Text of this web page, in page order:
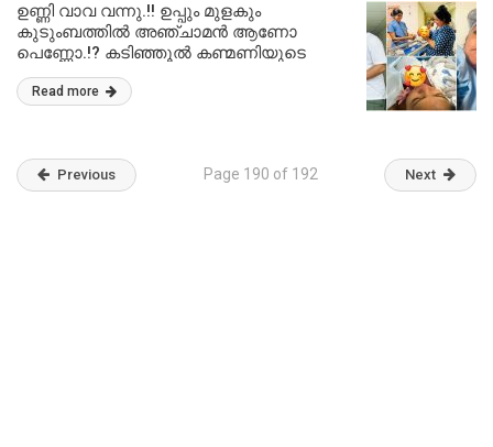
ഉണ്ണി വാവ വന്നു.!! ഉപ്പും മുളകും
കുടുംബത്തിൽ അഞ്ചാമൻ ആണോ
പെണ്ണോ.!? കടിഞ്ഞൂൽ കണ്മണിയുടെ
ജെൻഡർ റിവീൽ ചെയ്ത് പൊന്നു
വ്ലോഗ്സ്.!! | Uppum Mulakum Lite Ponnu
Read more
Previous Page 190 of 192 Next